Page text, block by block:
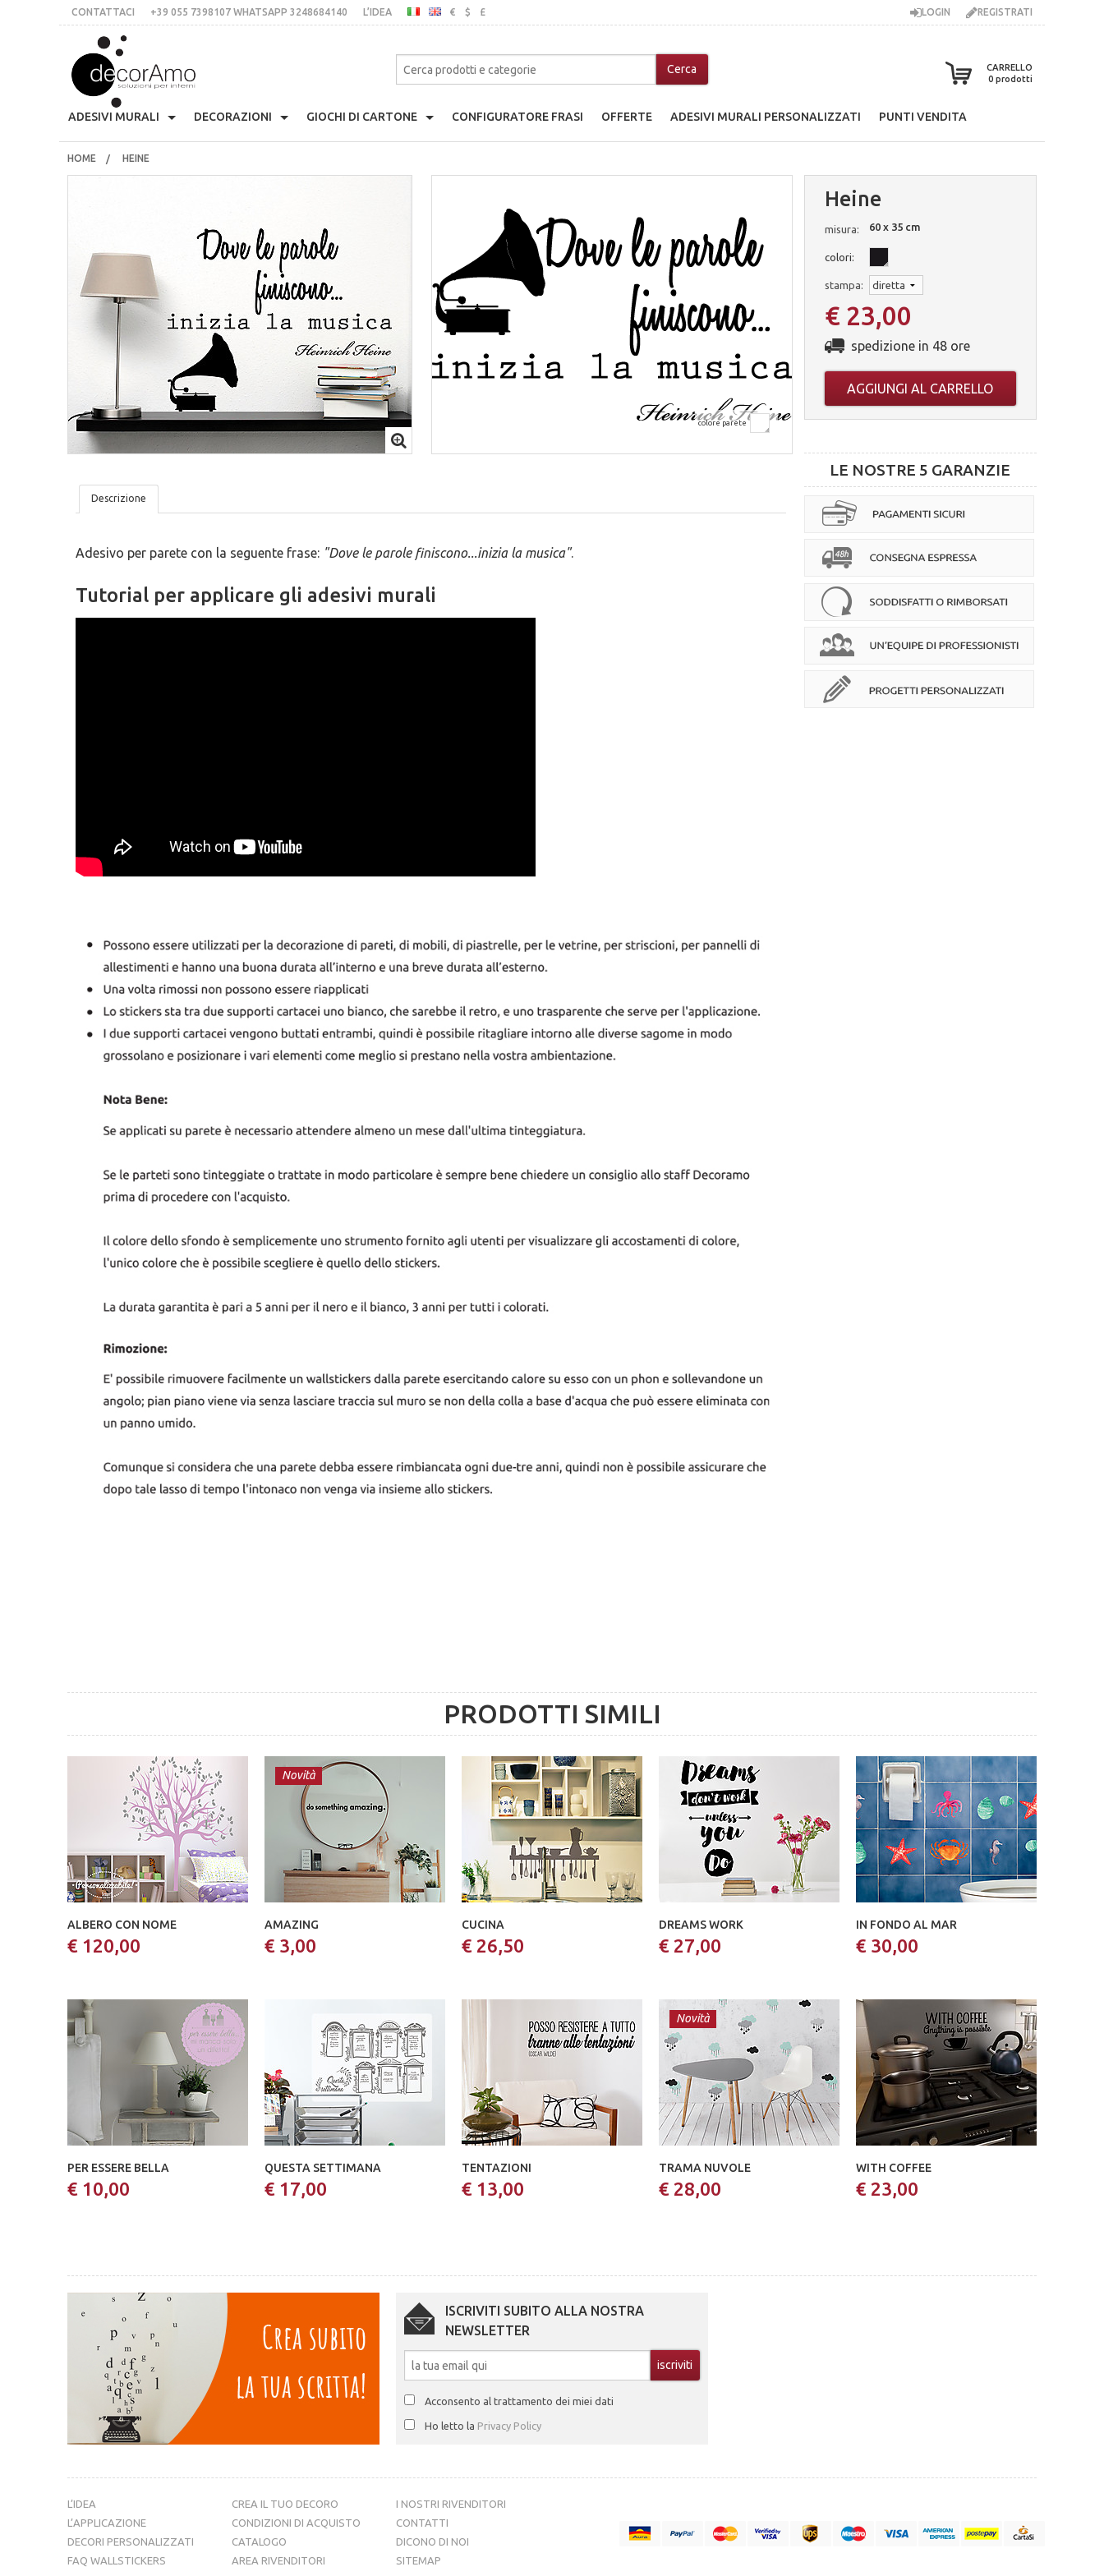
CONTATTACI +39 055 7398107 WHATSAPP 3248684140 L’IDEA
ITALIANOINGLESE
€ $ £ LOGIN REGISTRATI
CARRELLO
0 prodotti
ADESIVI MURALI
Fiori
Natale
Ironici
Multicolor
Scritte Per Pareti
Lavagne Planning
Per Le Mattonelle
Scritte Per Specchi
DECORAZIONI
Orologi Parete Adesivi
Bloomingville
Ciglia Decorative
Presina Mustache
Stampe In Cornice
Tessere Componibili In Legno
Tovagliette
GIOCHI DI CARTONE
Cucina Di Cartone
Frigo Giocattolo
CONFIGURATORE FRASI OFFERTE ADESIVI MURALI PERSONALIZZATI PUNTI VENDITA
CONTATTACI+39 055 7398107 whatsApp 3248684140
italiano
LOGIN REGISTRATI
HOME HEINE
colore parete
Heine
misura: 60 x 35 cm
colori:
stampa:
€ 23,00
spedizione in 48 ore
AGGIUNGI AL CARRELLO
LE NOSTRE 5 GARANZIE
Descrizione
Adesivo per parete con la seguente frase: "Dove le parole finiscono...inizia la musica".
Tutorial per applicare gli adesivi murali
PRODOTTI SIMILI
ALBERO CON NOME
€ 120,00
Novità
AMAZING
€ 3,00
CUCINA
€ 26,50
DREAMS WORK
€ 27,00
IN FONDO AL MAR
€ 30,00
PER ESSERE BELLA
€ 10,00
QUESTA SETTIMANA
€ 17,00
TENTAZIONI
€ 13,00
Novità
TRAMA NUVOLE
€ 28,00
WITH COFFEE
€ 23,00
ISCRIVITI SUBITO ALLA NOSTRA
NEWSLETTER
Acconsento al trattamento dei miei dati
Ho letto la Privacy Policy
L’IDEA
L’APPLICAZIONE
DECORI PERSONALIZZATI
FAQ WALLSTICKERS
CREA IL TUO DECORO
CONDIZIONI DI ACQUISTO
CATALOGO
AREA RIVENDITORI
I NOSTRI RIVENDITORI
CONTATTI
DICONO DI NOI
SITEMAP